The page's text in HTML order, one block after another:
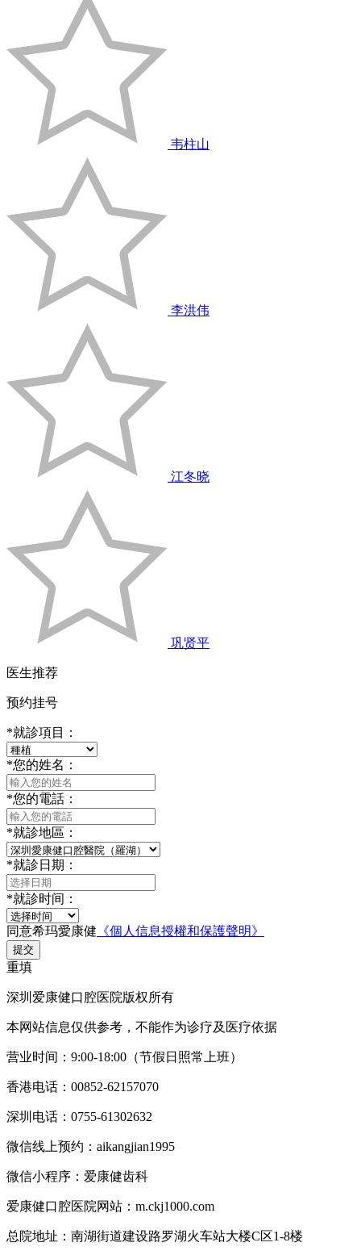
韦柱山
李洪伟
江冬晓
巩贤平
医生推荐
预约挂号
*就診項目：
*您的姓名：
*您的電話：
*就診地區：
*就診日期：
*就診时间：
同意希玛愛康健 《個人信息授權和保護聲明》
提交
重填
深圳爱康健口腔医院版权所有
本网站信息仅供参考，不能作为诊疗及医疗依据
营业时间：9:00-18:00（节假日照常上班）
香港电话：00852-62157070
深圳电话：0755-61302632
微信线上预约：aikangjian1995
微信小程序：爱康健齿科
爱康健口腔医院网站：m.ckj1000.com
总院地址：南湖街道建设路罗湖火车站大楼C区1-8楼